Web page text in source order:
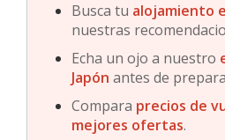
Busca tu alojamiento
nuestras
Echa un ojo a nuestro
Japón antes de
Compara precios de
mejores ofertas.